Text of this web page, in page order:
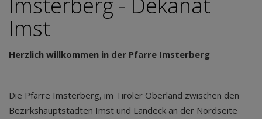
Imst
Herzlich willkommen in der Pfarre Imsterberg
Die Pfarre Imsterberg, im Tiroler Oberland zwischen den
Bezirkshauptstädten Imst und Landeck an der Nordseite